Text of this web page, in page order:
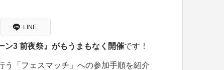
LINE
ン3 前夜祭』がもうまもなく開催です！
う「フェスマッチ」への参加手順を紹介